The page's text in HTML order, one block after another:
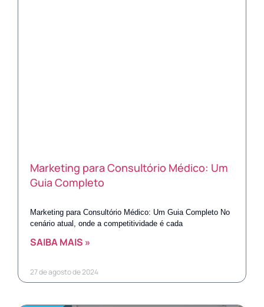
Marketing para Consultório Médico: Um
Guia Completo
Marketing para Consultório Médico: Um Guia Completo No
cenário atual, onde a competitividade é cada
SAIBA MAIS »
27 de agosto de 2024